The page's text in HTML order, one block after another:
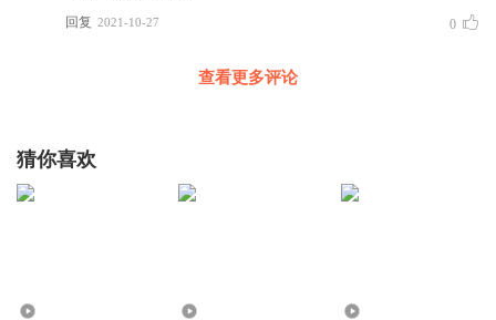
回复 2021-10-27 0
查看更多评论
猜你喜欢